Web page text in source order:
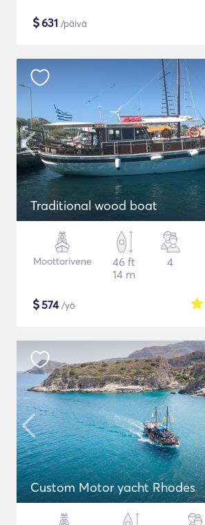
$631 /päivä
Traditional wood boat
Moottorivene
46 ft
14 m
4
$574/yö
Custom Motor yacht Rhodes